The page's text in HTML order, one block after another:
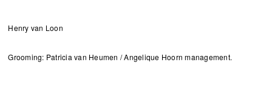
Henry van Loon
Grooming: Patricia van Heumen / Angelique Hoorn management.